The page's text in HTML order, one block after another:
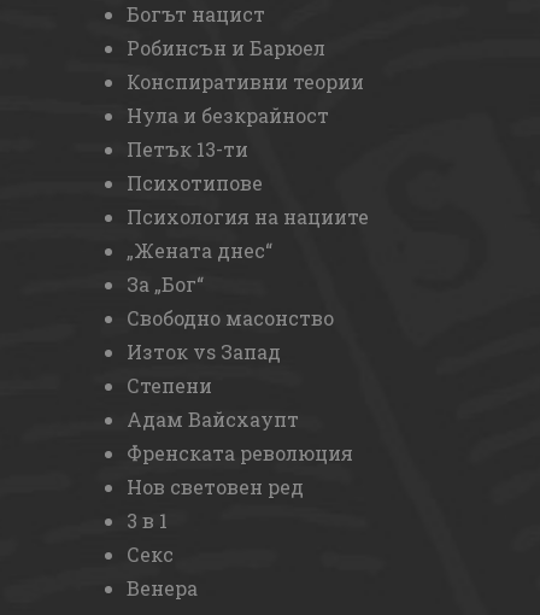
Богът нацист
Робинсън и Барюел
Конспиративни теории
Нула и безкрайност
Петък 13-ти
Психотипове
Психология на нациите
„Жената днес“
За „Бог“
Свободно масонство
Изток vs Запад
Степени
Адам Вайсхаупт
Френската революция
Нов световен ред
3 в 1
Секс
Венера